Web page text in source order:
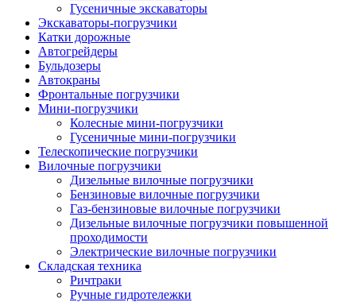
Гусеничные экскаваторы
Экскаваторы-погрузчики
Катки дорожные
Автогрейдеры
Бульдозеры
Автокраны
Фронтальные погрузчики
Мини-погрузчики
Колесные мини-погрузчики
Гусеничные мини-погрузчики
Телескопические погрузчики
Вилочные погрузчики
Дизельные вилочные погрузчики
Бензиновые вилочные погрузчики
Газ-бензиновые вилочные погрузчики
Дизельные вилочные погрузчики повышенной
проходимости
Электрические вилочные погрузчики
Складская техника
Ричтраки
Ручные гидротележки